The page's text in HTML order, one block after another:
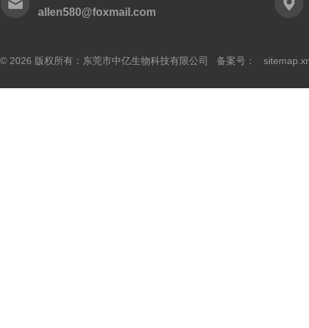
allen580@foxmail.com
© 2026 版权所有：东莞市中亿生物科技有限公司 备案号：